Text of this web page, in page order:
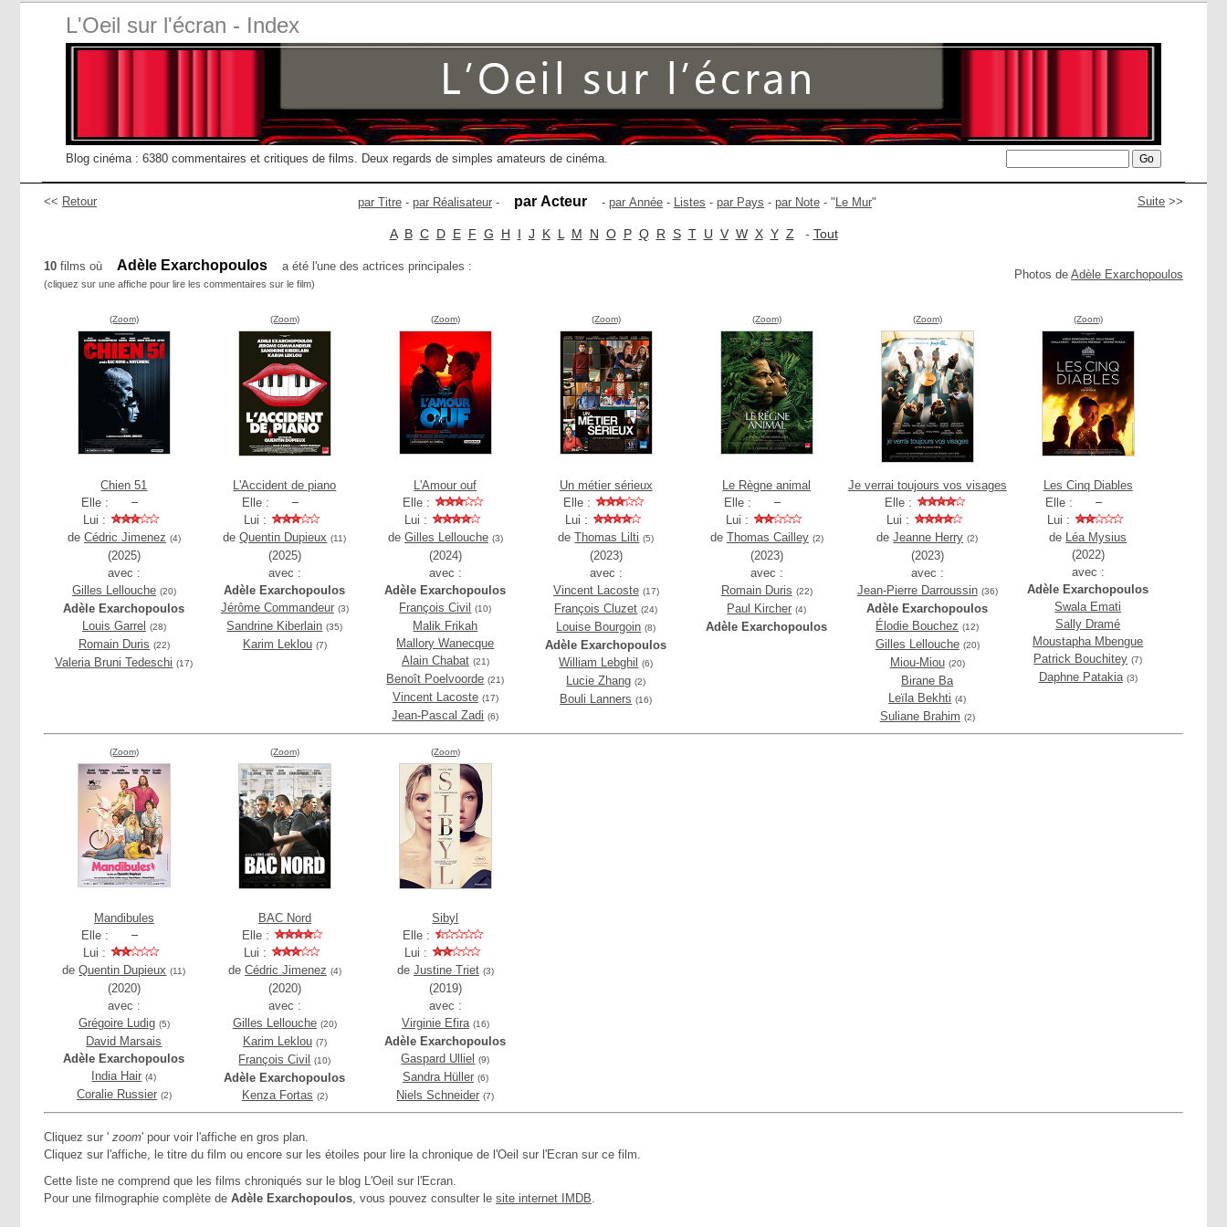
L'Oeil sur l'écran - Index
Blog cinéma : 6380 commentaires et critiques de films. Deux regards de simples amateurs de cinéma.
<< Retour Suite >>
par Titre - par Réalisateur - par Acteur - par Année - Listes - par Pays - par Note - " Le Mur"
A B C D E F G H I J K L M N O P Q R S T U V W X Y Z - Tout
Photos de Adèle Exarchopoulos
10 films où Adèle Exarchopoulos a été l'une des actrices principales :
(cliquez sur une affiche pour lire les commentaires sur le film)
(Zoom)
Chien 51
Elle :
Lui :
de Cédric Jimenez (4)
(2025)
avec :
Gilles Lellouche (20)
Adèle Exarchopoulos
Louis Garrel
(28)
Romain Duris (22)
Valeria Bruni Tedeschi (17)
(Zoom)
L'Accident de piano
Elle :
Lui :
deQuentin Dupieux (11)
(2025)
avec :
Adèle Exarchopoulos
Jérôme Commandeur (3)
Sandrine Kiberlain (35)
Karim Leklou (7)
(Zoom)
L'Amour ouf
Elle :
Lui :
de Gilles Lellouche (3)
(2024)
avec :
Adèle Exarchopoulos
François Civil
(10)
Malik Frikah
Mallory Wanecque
Alain Chabat (21)
Benoît Poelvoorde (21)
Vincent Lacoste (17)
Jean-Pascal Zadi (6)
(Zoom)
Un métier sérieux
Elle :
Lui :
deThomas Lilti (5)
(2023)
avec :
Vincent Lacoste (17)
François Cluzet (24)
Louise Bourgoin (8)
Adèle Exarchopoulos
William Lebghil
(6)
Lucie Zhang (2)
Bouli Lanners (16)
(Zoom)
Le Règne animal
Elle :
Lui :
de Thomas Cailley (2)
(2023)
avec :
Romain Duris (22)
Paul Kircher (4)
Adèle Exarchopoulos
(Zoom)
Je verrai toujours vos visages
Elle :
Lui :
deJeanne Herry (2)
(2023)
avec :
Jean-Pierre Darroussin (36)
Adèle Exarchopoulos
Élodie Bouchez (12)
Gilles Lellouche (20)
Miou-Miou (20)
Birane Ba
Leïla Bekhti (4)
Suliane Brahim (2)
(Zoom)
Les Cinq Diables
Elle :
Lui :
de Léa Mysius
(2022)
avec :
Adèle Exarchopoulos
Swala Emati
Sally Dramé
Moustapha Mbengue
Patrick Bouchitey (7)
Daphne Patakia (3)
(Zoom)
Mandibules
Elle :
Lui :
deQuentin Dupieux (11)
(2020)
avec :
Grégoire Ludig (5)
David Marsais
Adèle Exarchopoulos
India Hair (4)
Coralie Russier (2)
(Zoom)
BAC Nord
Elle :
Lui :
de Cédric Jimenez (4)
(2020)
avec :
Gilles Lellouche (20)
Karim Leklou (7)
François Civil (10)
Adèle Exarchopoulos
Kenza Fortas (2)
(Zoom)
Sibyl
Elle :
Lui :
de Justine Triet (3)
(2019)
avec :
Virginie Efira (16)
Adèle Exarchopoulos
Gaspard Ulliel
(9)
Sandra Hüller (6)
Niels Schneider (7)
Cliquez sur ' zoom' pour voir l'affiche en gros plan.
Cliquez sur l'affiche, le titre du film ou encore sur les étoiles pour lire la chronique de l'Oeil sur l'Ecran sur ce film.
Cette liste ne comprend que les films chroniqués sur le blog L'Oeil sur l'Ecran.
Pour une filmographie complète de Adèle Exarchopoulos, vous pouvez consulter le site internet IMDB.